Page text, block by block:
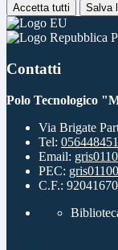
Accetta tutti Salva
Contatti
Polo Tecnologico
Via Brigate
Tel:
Email:
PEC:
C.F.: